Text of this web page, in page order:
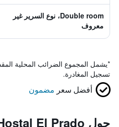
Double room، نوع السرير غير
معروف
*يشمل المجموع الضرائب المحلية
تسجيل المغادرة.
أفضل سعر مضمون
حول Casa Hostal El Prado